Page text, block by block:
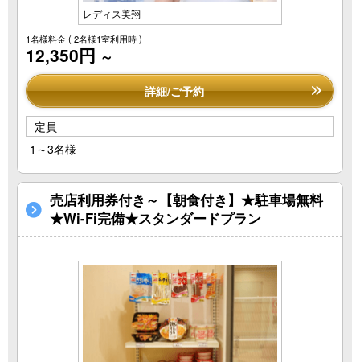
レディス美翔
1名様料金( 2名様1室利用時 )
12,350円 ～
詳細/ご予約
定員
1～3名様
売店利用券付き～【朝食付き】★駐車場無料
★Wi-Fi完備★スタンダードプラン